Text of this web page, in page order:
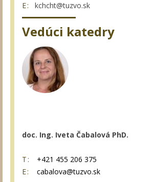
E:
kchcht@tuzvo.sk
Vedúci katedry
doc. Ing. Iveta Čabalová PhD.
T:
+421 455 206 375
E:
cabalova@tuzvo.sk